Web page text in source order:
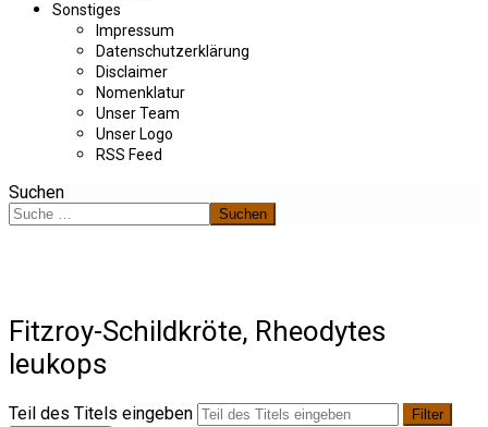
Sonstiges
Impressum
Datenschutzerklärung
Disclaimer
Nomenklatur
Unser Team
Unser Logo
RSS Feed
Suchen
Suchen
Fitzroy-Schildkröte, Rheodytes
leukops
Teil des Titels eingeben
Filter